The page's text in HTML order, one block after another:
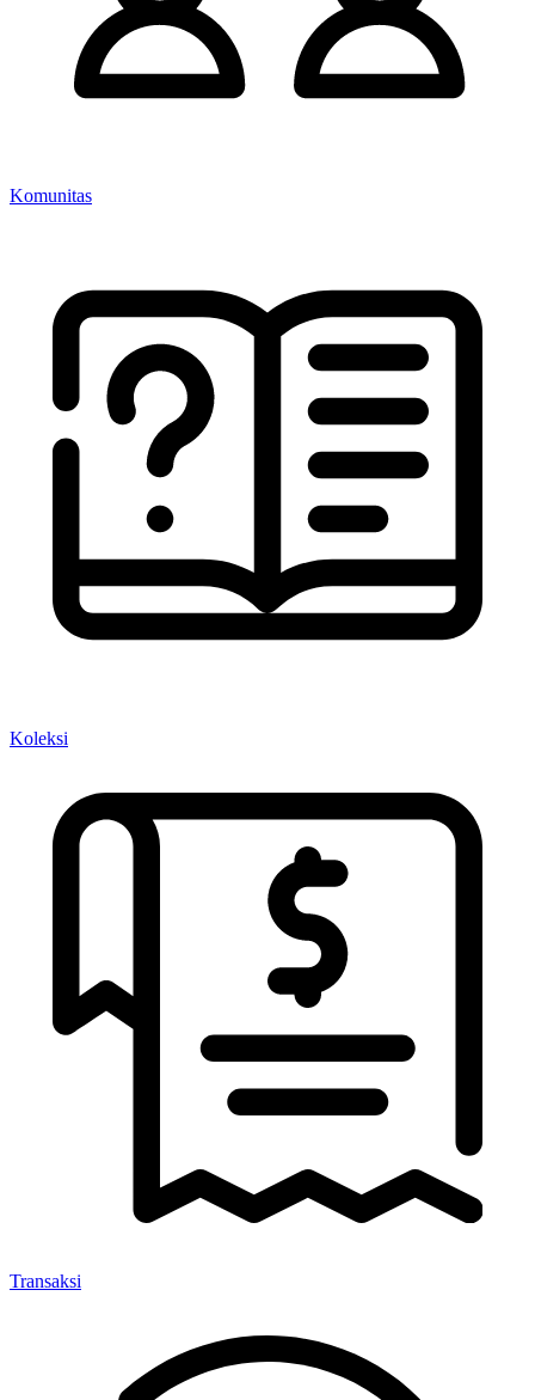
Komunitas
Koleksi
Transaksi